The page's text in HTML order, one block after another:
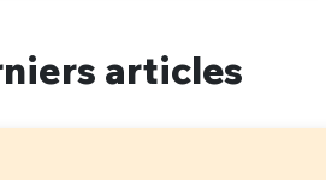
articles
Thread